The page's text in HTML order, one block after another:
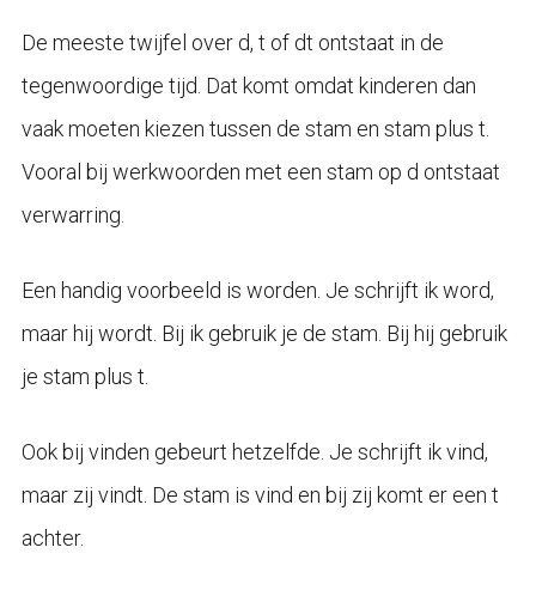
De meeste twijfel over d, t of dt ontstaat in de
tegenwoordige tijd. Dat komt omdat kinderen dan
vaak moeten kiezen tussen de stam en stam plus t.
Vooral bij werkwoorden met een stam op d ontstaat
verwarring.
Een handig voorbeeld is worden. Je schrijft ik word,
maar hij wordt. Bij ik gebruik je de stam. Bij hij gebruik
je stam plus t.
Ook bij vinden gebeurt hetzelfde. Je schrijft ik vind,
maar zij vindt. De stam is vind en bij zij komt er een t
achter.